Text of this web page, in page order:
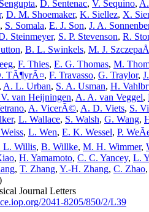
, D. Sentenac, V. Sequino,
, D. M. Shoemaker, K. Siellez, X.
, S. Somala, E. J. Son, J. A.
Steinmeyer, S. P. Stevenson, R.
, B. L. Swinkels, M. J.
, F. Thies, E. G. Thomas, M.
TÃ¶yrÃ¤, F. Travasso, G. Traylor,
, A. L. Urban, S. A. Usman, H.
van Heijningen, A. A. van Veggel,
, A. VicerÃ©, A. D. Viets, S.
, L. Wallace, S. Walsh, G. Wang,
, L. Wen, E. K. Wessel, P.
L. Willis, B. Willke, M. H. Wimmer,
, H. Yamamoto, C. C. Yancey, L.
, T. Zhang, Y.-H. Zhang, C. Zhao,
Journal Letters
2041-8205/850/2/L39